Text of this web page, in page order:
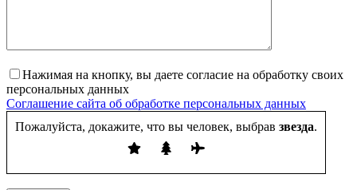
Нажимая на кнопку, вы даете согласие на обработку своих
персональных данных
Соглашение сайта об обработке персональных данных
Пожалуйста, докажите, что вы человек, выбрав звезда.